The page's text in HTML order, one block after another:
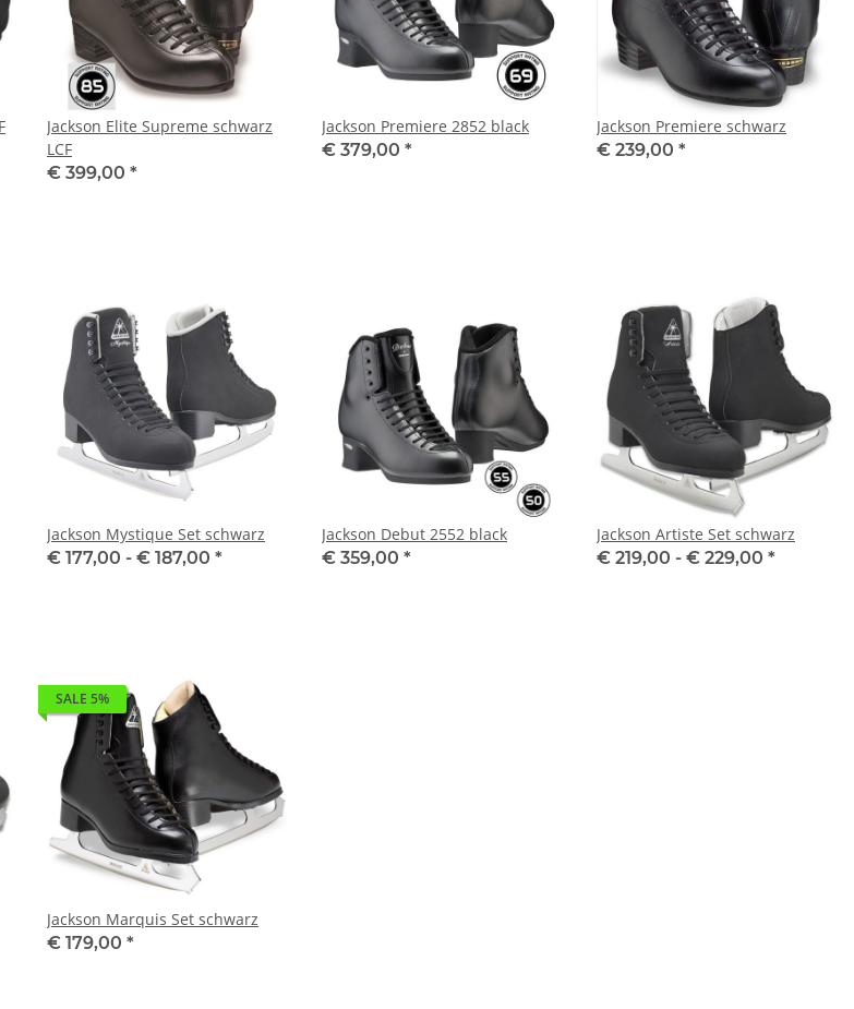
Jackson Elite Supreme schwarz
LCF
€ 399,00 *
Jackson Premiere 2852 black
€ 379,00 *
Jackson Premiere schwarz
€ 239,00 *
Jackson Mystique Set schwarz
€ 177,00 - € 187,00 *
Jackson Debut 2552 black
€ 359,00 *
Jackson Artiste Set schwarz
€ 219,00 - € 229,00 *
SALE 5%
Jackson Marquis Set schwarz
€ 179,00 *